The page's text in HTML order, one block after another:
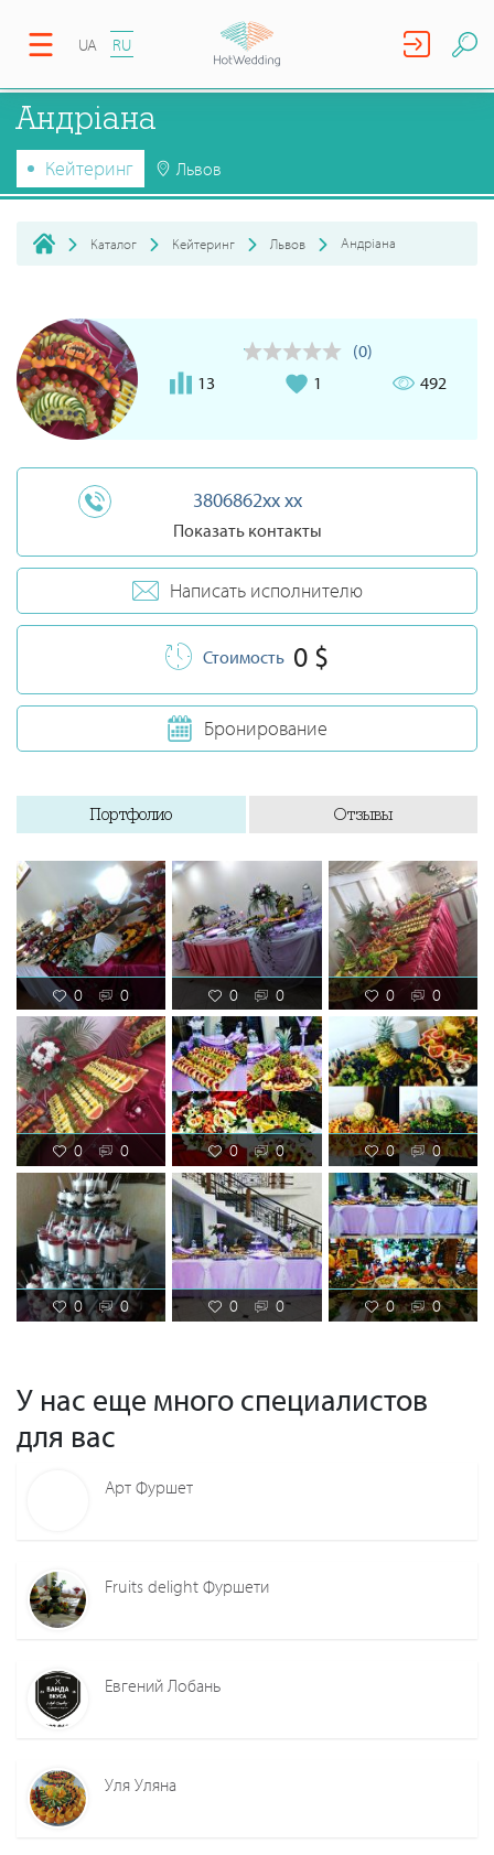
UA RU
Андріана
Кейтеринг Львов
Каталог Кейтеринг Львов Андріана
(0)
13
1 492
3806862xx xx
Показать контакты
Написать исполнителю
Стоимость 0 $
Бронирование
Портфолио Отзывы
0 0 0 0 0 0
0 0 0 0 0 0
0 0 0 0 0 0
У нас еще много специалистов
для вас
Арт Фуршет
Fruits delight Фуршети
Евгений Лобань
Уля Уляна